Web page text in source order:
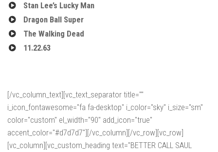
Stan Lee’s Lucky Man
Dragon Ball Super
The Walking Dead
11.22.63
[/vc_column_text][vc_text_separator title=""
i_icon_fontawesome="fa fa-desktop" i_color="sky" i_size="sm"
color="custom" el_width="90" add_icon="true"
accent_color="#d7d7d7"][/vc_column][/vc_row][vc_row]
[vc_column][vc_custom_heading text="BETTER CALL SAUL